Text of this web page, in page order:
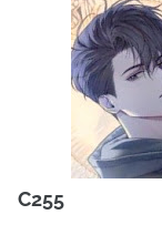
C255